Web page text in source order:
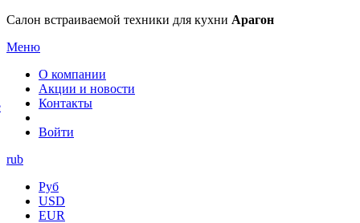
Салон встраиваемой техники для кухни Арагон
Меню
О компании
Акции и новости
Контакты
Войти
rub
Руб
USD
EUR